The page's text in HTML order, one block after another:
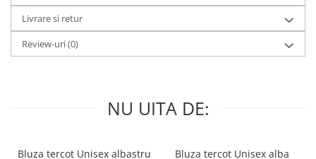
Livrare si retur
Review-uri(0)
NU UITA DE:
Bluza tercot Unisex albastru
Bluza tercot Unisex alba